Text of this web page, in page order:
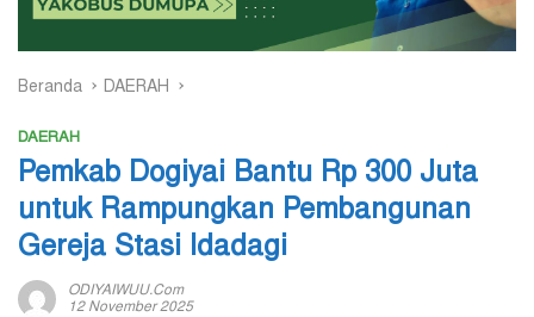
Beranda DAERAH
DAERAH
Pemkab Dogiyai Bantu Rp 300 Juta
untuk Rampungkan Pembangunan
Gereja Stasi Idadagi
ODIYAIWUU.com
12 November 2025